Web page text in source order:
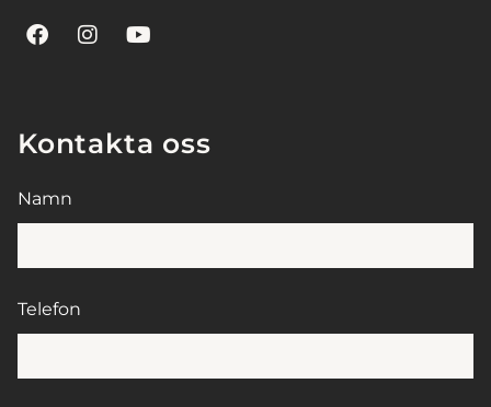
Kontakta oss
Namn
Telefon